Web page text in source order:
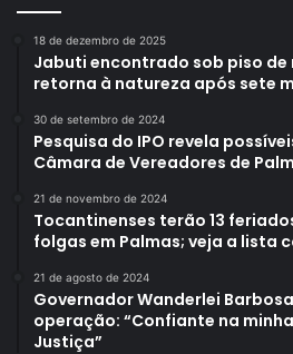
18 de dezembro de 2025
Jabuti encontrado sob piso
retorna à natureza após sete
30 de setembro de 2024
Pesquisa do IPO revela
Câmara de Vereadores de
21 de novembro de 2024
Tocantinenses terão 13
folgas em Palmas; veja a lista
21 de agosto de 2024
Governador Wanderlei
operação: “Confiante na
Justiça”